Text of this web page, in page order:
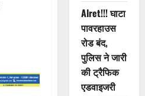
Alret!!! घाटा
पावरहाउस
रोड बंद,
पुलिस ने जारी
की ट्रैफिक
एडवाइजरी